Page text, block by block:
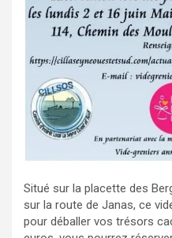
Situé sur la placette des
sur la route de Janas, ce
pour déballer vos trésors